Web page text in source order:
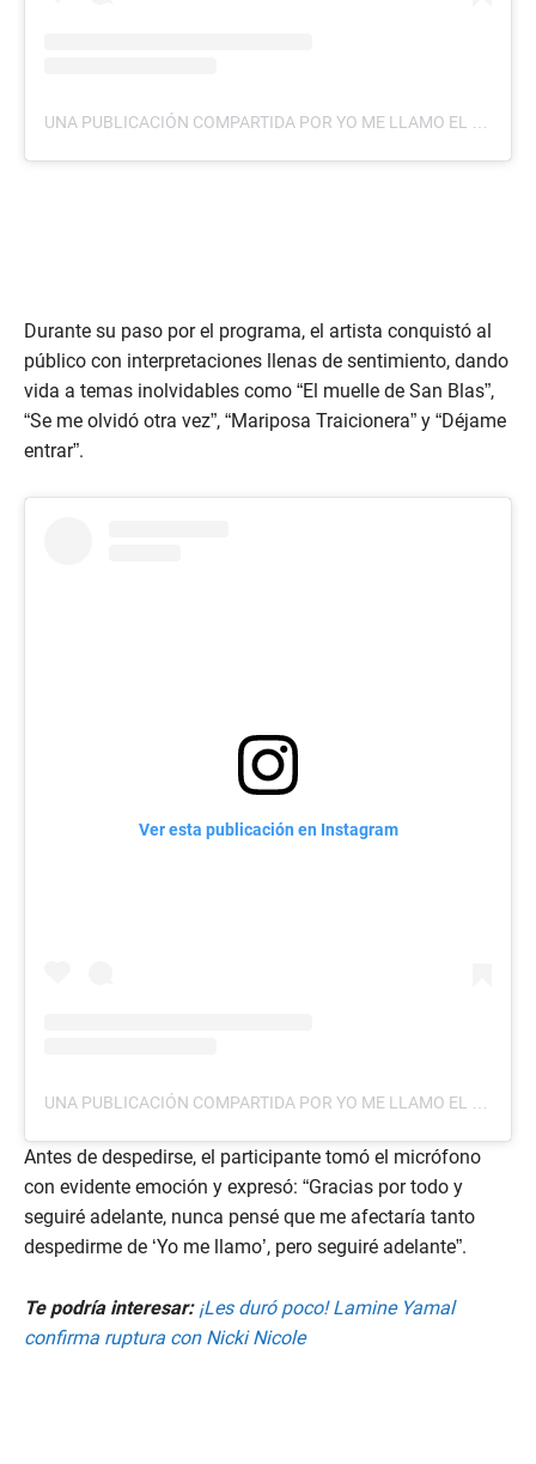
UNA PUBLICACIÓN COMPARTIDA POR YO ME LLAMO EL SALVADOR (@YOMELLAMOELSALVADOR)
Durante su paso por el programa, el artista conquistó al
público con interpretaciones llenas de sentimiento, dando
vida a temas inolvidables como “El muelle de San Blas”,
“Se me olvidó otra vez”, “Mariposa Traicionera” y “Déjame
entrar”.
Ver esta publicación en Instagram
UNA PUBLICACIÓN COMPARTIDA POR YO ME LLAMO EL SALVADOR (@YOMELLAMOELSALVADOR)
Antes de despedirse, el participante tomó el micrófono
con evidente emoción y expresó: “Gracias por todo y
seguiré adelante, nunca pensé que me afectaría tanto
despedirme de ‘Yo me llamo’, pero seguiré adelante”.
Te podría interesar: ¡Les duró poco! Lamine Yamal
confirma ruptura con Nicki Nicole